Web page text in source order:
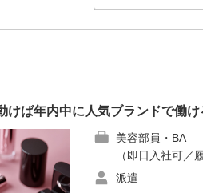
けば年内中に人気ブランドで働
美容部員・BA
（即日入社可／
派遣